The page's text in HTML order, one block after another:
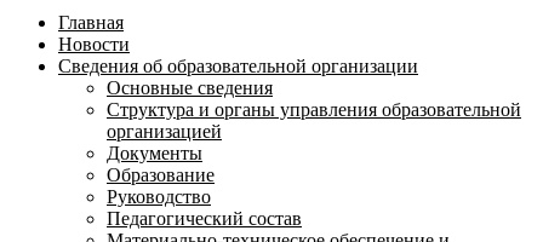
Главная
Новости
Сведения об образовательной организации
Основные сведения
Структура и органы управления образовательной
организацией
Документы
Образование
Руководство
Педагогический состав